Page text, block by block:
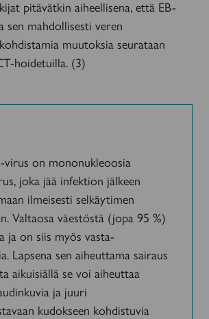
pitävätkin aiheellisena, että EB-
sen mahdollisesti veren
muutoksia seurataan
hoidetuilla. (3)
virus on mononukleoosia
joka jää infektion jälkeen
ilmeisesti selkäytimen
Valtaosa väestöstä (jopa 95 %)
ja on siis myös vasta-
Lapsena sen aiheuttama sairaus
aikuisiällä se voi aiheuttaa
ja juuri
kudokseen kohdistuvia